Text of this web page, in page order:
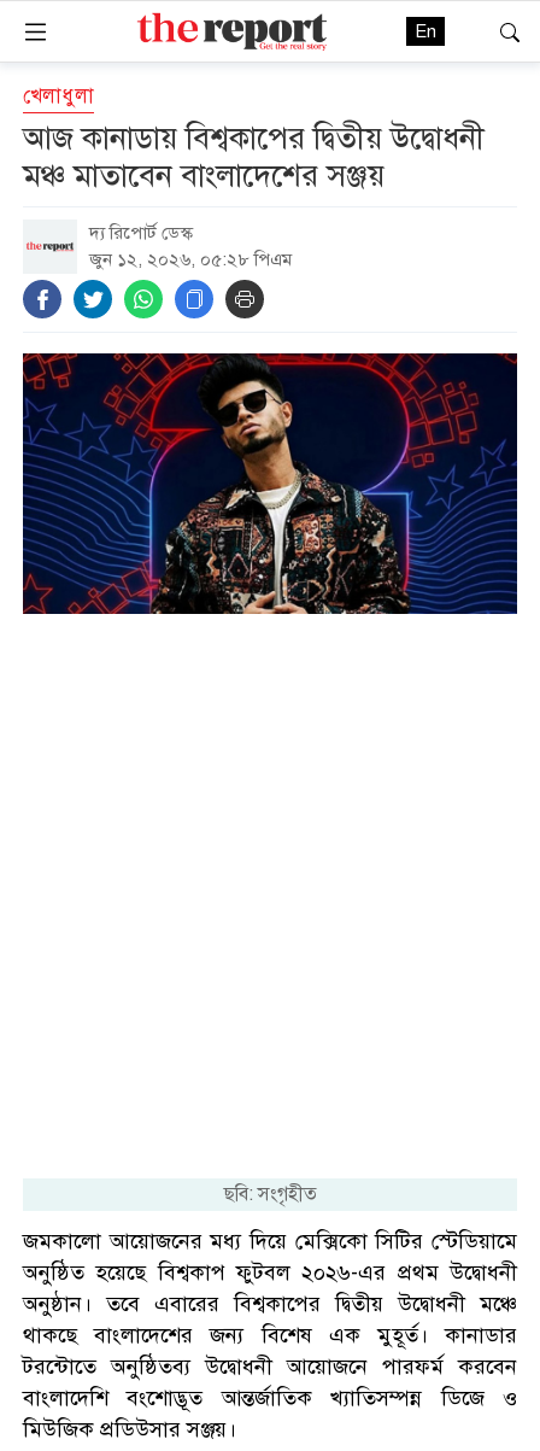
En
খেলাধুলা
আজ কানাডায় বিশ্বকাপের দ্বিতীয় উদ্বোধনী
মঞ্চ মাতাবেন বাংলাদেশের সঞ্জয়
দ্য রিপোর্ট ডেস্ক
জুন ১২, ২০২৬, ০৫:২৮ পিএম
ছবি: সংগৃহীত
জমকালো আয়োজনের মধ্য দিয়ে মেক্সিকো সিটির স্টেডিয়ামে
অনুষ্ঠিত হয়েছে বিশ্বকাপ ফুটবল ২০২৬-এর প্রথম উদ্বোধনী
অনুষ্ঠান। তবে এবারের বিশ্বকাপের দ্বিতীয় উদ্বোধনী মঞ্চে
থাকছে বাংলাদেশের জন্য বিশেষ এক মুহূর্ত। কানাডার
টরন্টোতে অনুষ্ঠিতব্য উদ্বোধনী আয়োজনে পারফর্ম করবেন
বাংলাদেশি বংশোদ্ভূত আন্তর্জাতিক খ্যাতিসম্পন্ন ডিজে ও
মিউজিক প্রডিউসার সঞ্জয়।